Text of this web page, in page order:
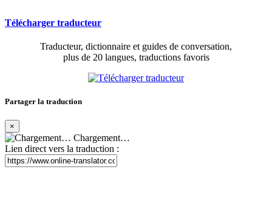
Télécharger traducteur
Traducteur, dictionnaire et guides de conversation,
plus de 20 langues, traductions favoris
Partager la traduction
×
Chargement…
Lien direct vers la traduction :